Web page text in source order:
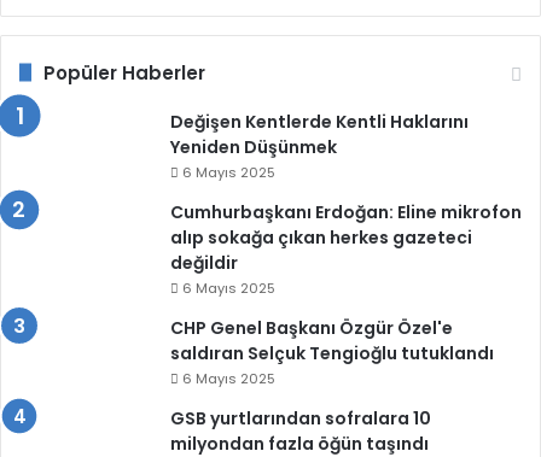
Popüler Haberler
Değişen Kentlerde Kentli Haklarını
Yeniden Düşünmek
6 Mayıs 2025
Cumhurbaşkanı Erdoğan: Eline mikrofon
alıp sokağa çıkan herkes gazeteci
değildir
6 Mayıs 2025
CHP Genel Başkanı Özgür Özel'e
saldıran Selçuk Tengioğlu tutuklandı
6 Mayıs 2025
GSB yurtlarından sofralara 10
milyondan fazla öğün taşındı